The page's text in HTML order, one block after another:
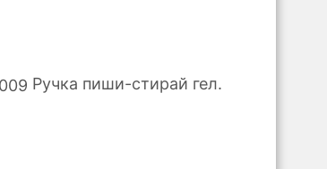
Ручка пиши-стирай гел.